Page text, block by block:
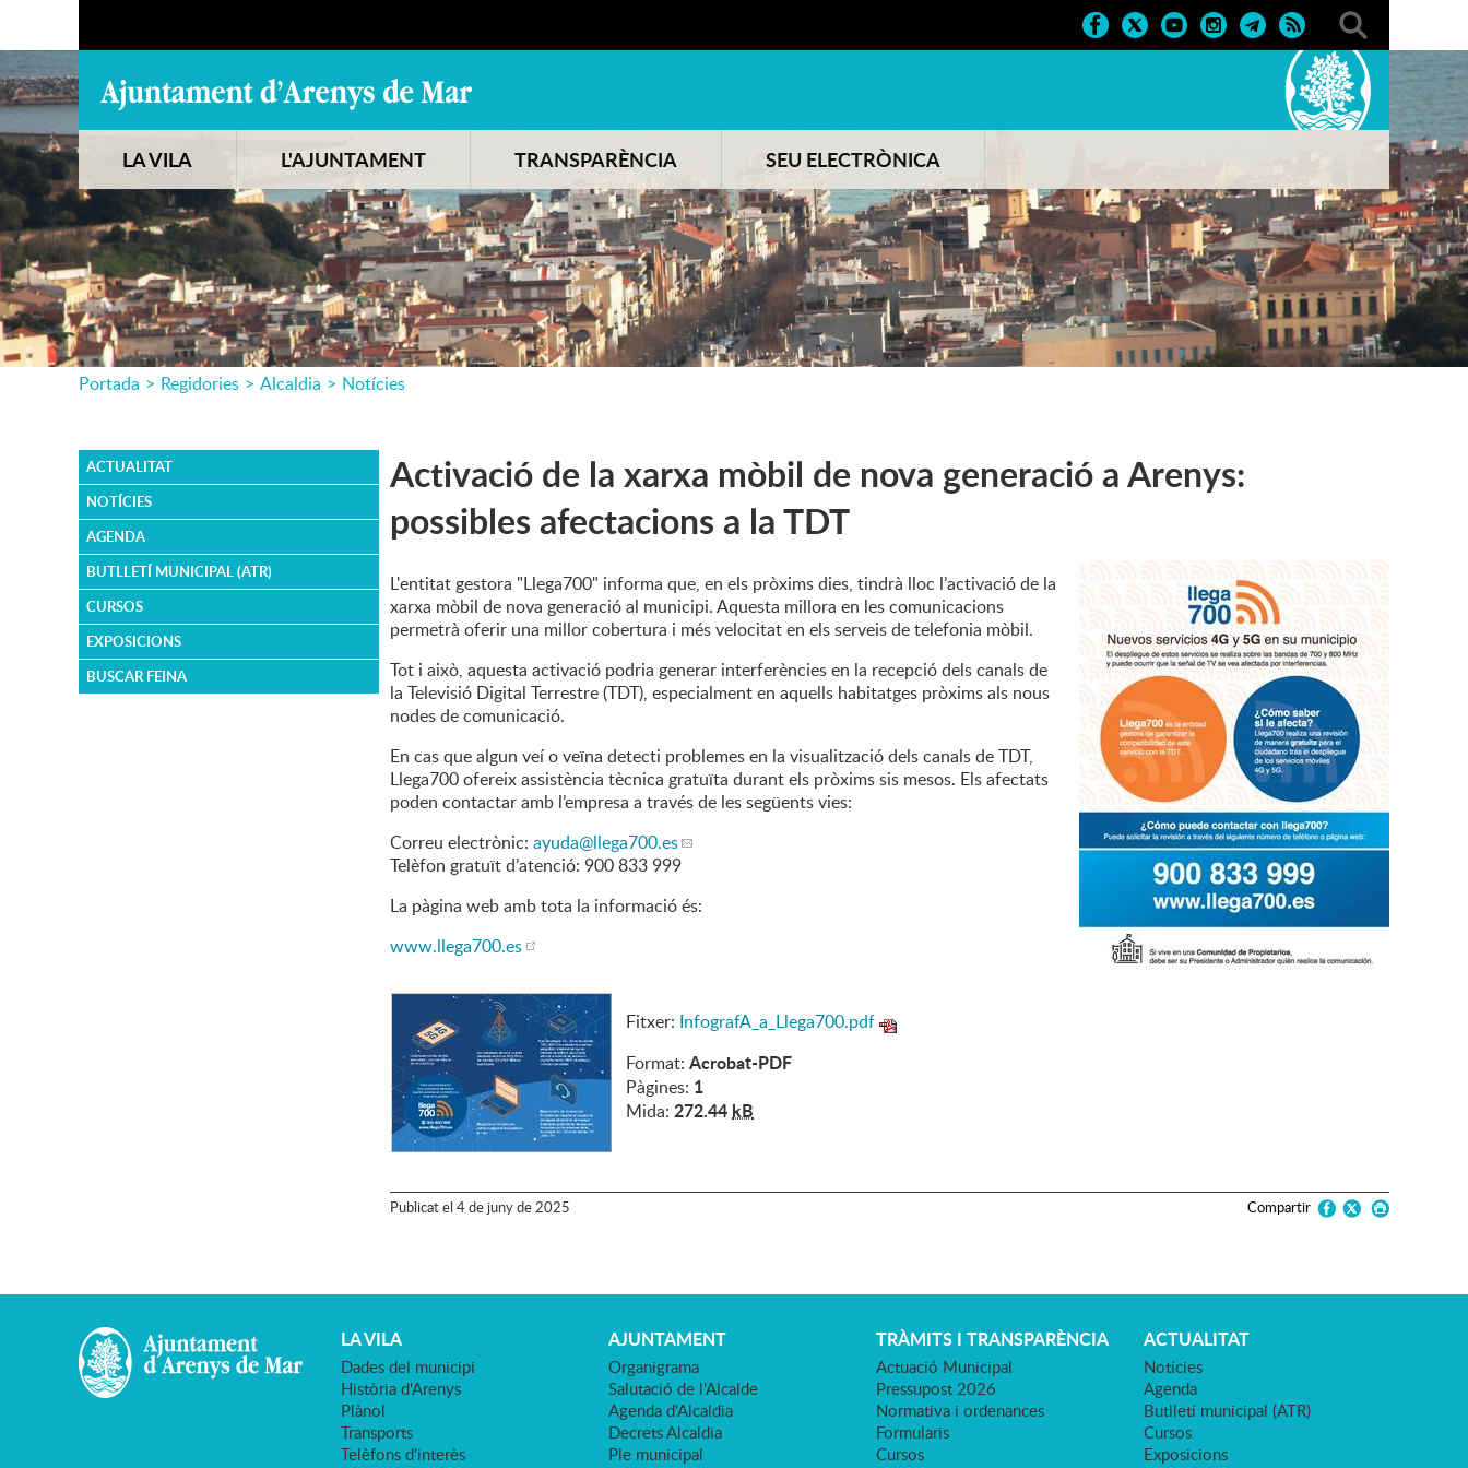
LA VILA L'AJUNTAMENT TRANSPARÈNCIA SEU ELECTRÒNICA
Portada > Regidories > Alcaldia > Notícies
ACTUALITAT
NOTÍCIES
AGENDA
BUTLLETÍ MUNICIPAL (ATR)
CURSOS
EXPOSICIONS
BUSCAR FEINA
Activació de la xarxa mòbil de nova generació a Arenys:
possibles afectacions a la TDT
L'entitat gestora "Llega700" informa que, en els pròxims dies, tindrà lloc l’activació de la
xarxa mòbil de nova generació al municipi. Aquesta millora en les comunicacions
permetrà oferir una millor cobertura i més velocitat en els serveis de telefonia mòbil.
Tot i això, aquesta activació podria generar interferències en la recepció dels canals de
la Televisió Digital Terrestre (TDT), especialment en aquells habitatges pròxims als nous
nodes de comunicació.
En cas que algun veí o veïna detecti problemes en la visualització dels canals de TDT,
Llega700 ofereix assistència tècnica gratuïta durant els pròxims sis mesos. Els afectats
poden contactar amb l’empresa a través de les següents vies:
Correu electrònic: ayuda@llega700.es
Telèfon gratuït d’atenció: 900 833 999
La pàgina web amb tota la informació és:
www.llega700.es
Fitxer: InfografA_a_Llega700.pdf
Format: Acrobat-PDF
Pàgines: 1
Mida: 272.44 kB
Publicatel 4dejunyde2025 Compartir
LA VILA
Dades del municipi
Història d'Arenys
Plànol
Transports
Telèfons d'interès
AJUNTAMENT
Organigrama
Salutació de l'Alcalde
Agenda d'Alcaldia
Decrets Alcaldia
Ple municipal
TRÀMITS I TRANSPARÈNCIA
Actuació Municipal
Pressupost 2026
Normativa i ordenances
Formularis
Cursos
ACTUALITAT
Notícies
Agenda
Butlletí municipal (ATR)
Cursos
Exposicions